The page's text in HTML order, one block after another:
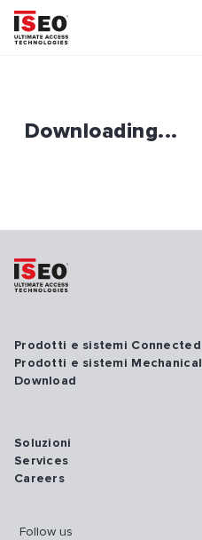
Downloading...
Prodotti e sistemi Connected
Prodotti e sistemi Mechanical
Download
Soluzioni
Services
Careers
Follow us